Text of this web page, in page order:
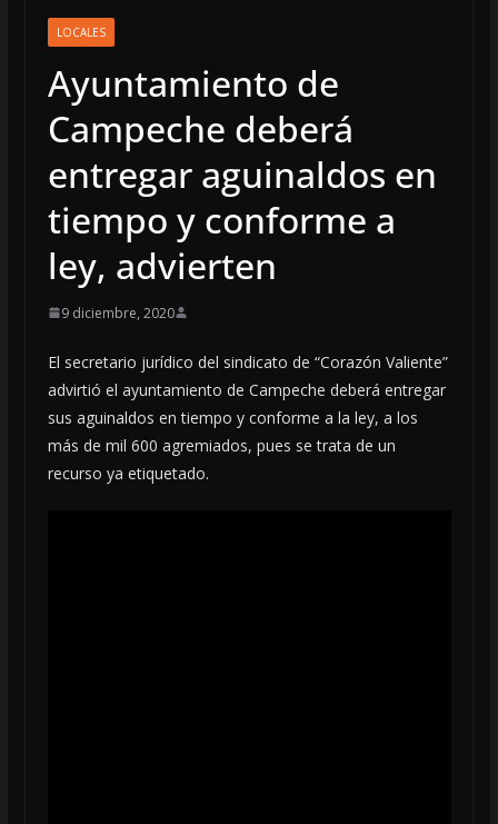
LOCALES
Ayuntamiento de
Campeche deberá
entregar aguinaldos en
tiempo y conforme a
ley, advierten
9 diciembre, 2020
El secretario jurídico del sindicato de “Corazón Valiente”
advirtió el ayuntamiento de Campeche deberá entregar
sus aguinaldos en tiempo y conforme a la ley, a los
más de mil 600 agremiados, pues se trata de un
recurso ya etiquetado.